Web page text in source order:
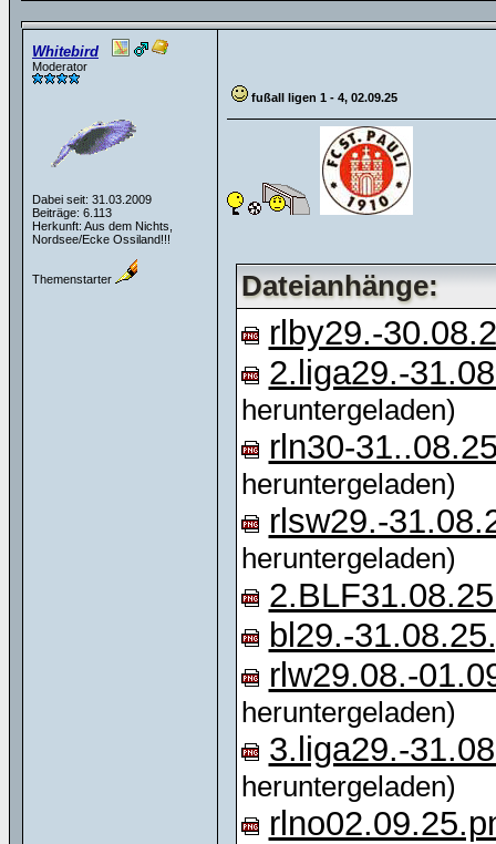
Whitebird
Moderator
Dabei seit: 31.03.2009
Beiträge: 6.113
Herkunft: Aus dem Nichts,
Nordsee/Ecke Ossiland!!!
Themenstarter
fußall ligen 1 - 4, 02.09.25
Dateianhänge:
rlby29.-
2.liga29.-
heruntergeladen)
rln30-
heruntergeladen)
rlsw29.-
heruntergeladen)
bl29.-
rlw29.08.-
heruntergeladen)
3.liga29.-
heruntergeladen)